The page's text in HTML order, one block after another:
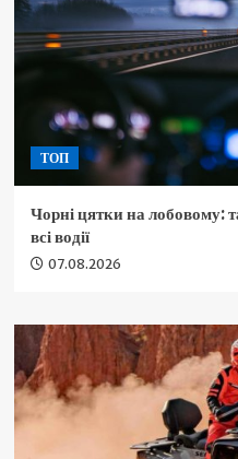
ТОП
Чорні цятки на лобовому:
всі водії
07.08.2026